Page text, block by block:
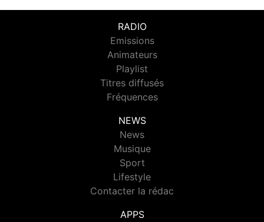
RADIO
Emissions
Animateurs
Playlist
Titres diffusés
Fréquences
NEWS
News
Musique
Sport
Lifestyle
Contacter la rédac
APPS